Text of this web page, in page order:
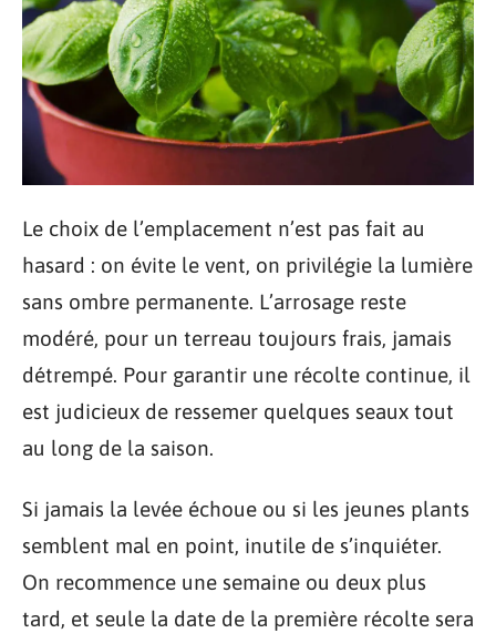
Le choix de l’emplacement n’est pas fait au
hasard : on évite le vent, on privilégie la lumière
sans ombre permanente. L’arrosage reste
modéré, pour un terreau toujours frais, jamais
détrempé. Pour garantir une récolte continue, il
est judicieux de ressemer quelques seaux tout
au long de la saison.
Si jamais la levée échoue ou si les jeunes plants
semblent mal en point, inutile de s’inquiéter.
On recommence une semaine ou deux plus
tard, et seule la date de la première récolte sera